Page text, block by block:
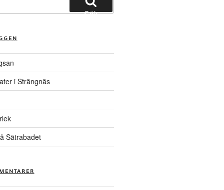
Sök
i Strängnäs
Sätrabadet